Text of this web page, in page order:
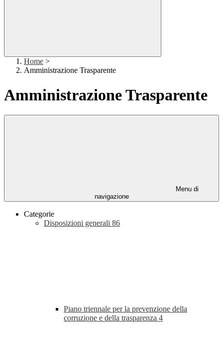
Home >
Amministrazione Trasparente
Amministrazione Trasparente
Menu di
navigazione
Categorie
Disposizioni generali 86
Piano triennale per la prevenzione della
corruzione e della trasparenza 4